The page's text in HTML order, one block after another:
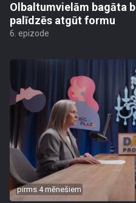
Olbaltumvielām bagāta
palīdzēs atgūt formu
6. epizode
pirms 4 mēnešiem